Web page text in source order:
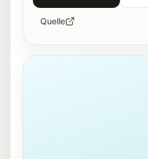
Quelle
Außenansicht des Haus